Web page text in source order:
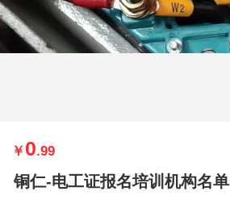
￥ 0.99
铜仁-电工证报名培训机构名单